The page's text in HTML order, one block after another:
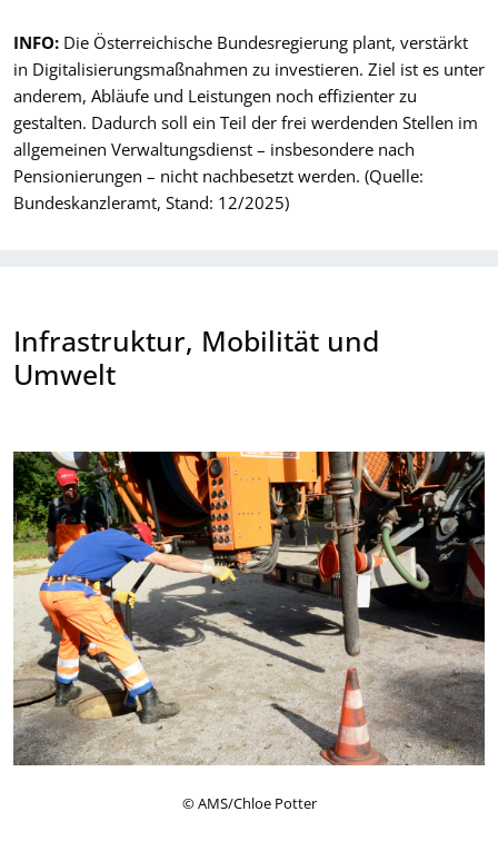
INFO: Die Österreichische Bundesregierung plant, verstärkt
in Digitalisierungsmaßnahmen zu investieren. Ziel ist es unter
anderem, Abläufe und Leistungen noch effizienter zu
gestalten. Dadurch soll ein Teil der frei werdenden Stellen im
allgemeinen Verwaltungsdienst – insbesondere nach
Pensionierungen – nicht nachbesetzt werden. (Quelle:
Bundeskanzleramt, Stand: 12/2025)
Infrastruktur, Mobilität und
Umwelt
© AMS/Chloe Potter